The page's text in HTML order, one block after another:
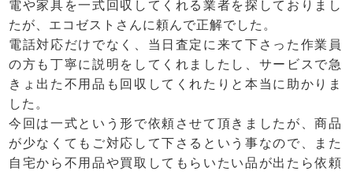
電や家具を一式回収してくれる業者を探しておりまし
たが、エコゼストさんに頼んで正解でした。
電話対応だけでなく、当日査定に来て下さった作業員
の方も丁寧に説明をしてくれましたし、サービスで急
きょ出た不用品も回収してくれたりと本当に助かりま
した。
今回は一式という形で依頼させて頂きましたが、商品
が少なくてもご対応して下さるという事なので、また
自宅から不用品や買取してもらいたい品が出たら依頼